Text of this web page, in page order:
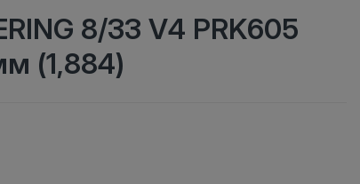
8/33 V4 PRK605
(1,884)